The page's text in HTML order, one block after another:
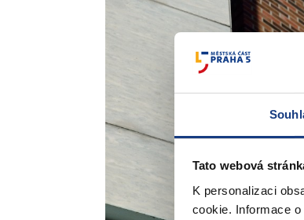
Tato webová
K personalizaci
cookie. Informace